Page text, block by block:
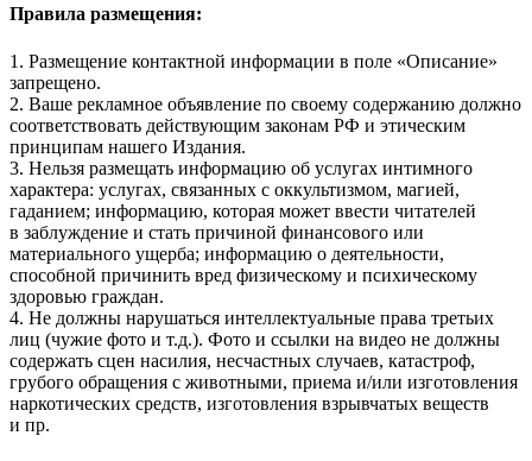
Правила размещения:
1. Размещение контактной информации в поле «Описание»
запрещено.
2. Ваше рекламное объявление по своему содержанию должно
соответствовать действующим законам РФ и этическим
принципам нашего Издания.
3. Нельзя размещать информацию об услугах интимного
характера: услугах, связанных с оккультизмом, магией,
гаданием; информацию, которая может ввести читателей
в заблуждение и стать причиной финансового или
материального ущерба; информацию о деятельности,
способной причинить вред физическому и психическому
здоровью граждан.
4. Не должны нарушаться интеллектуальные права третьих
лиц (чужие фото и т.д.). Фото и ссылки на видео не должны
содержать сцен насилия, несчастных случаев, катастроф,
грубого обращения с животными, приема и/или изготовления
наркотических средств, изготовления взрывчатых веществ
и пр.